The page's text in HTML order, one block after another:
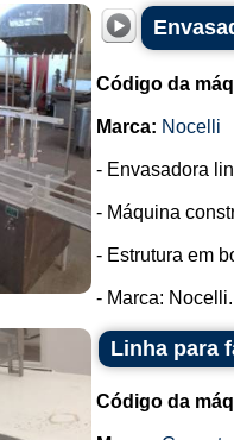
Código da
Marca: Nocelli
- Envasadora
- Máquina
- Estrutura em
- Marca:
Linha para
Código da